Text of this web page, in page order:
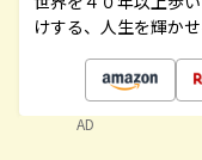
けする、人生を輝か
AD